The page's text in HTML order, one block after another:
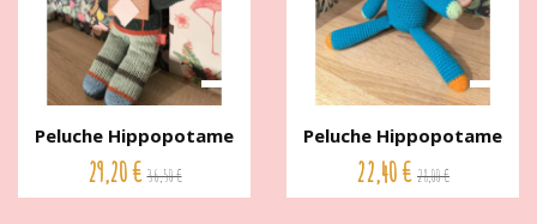
Peluche Hippopotame
crochet...
29,20 € 36,50 €
Peluche Hippopotame
Bleu...
22,40 € 28,00 €